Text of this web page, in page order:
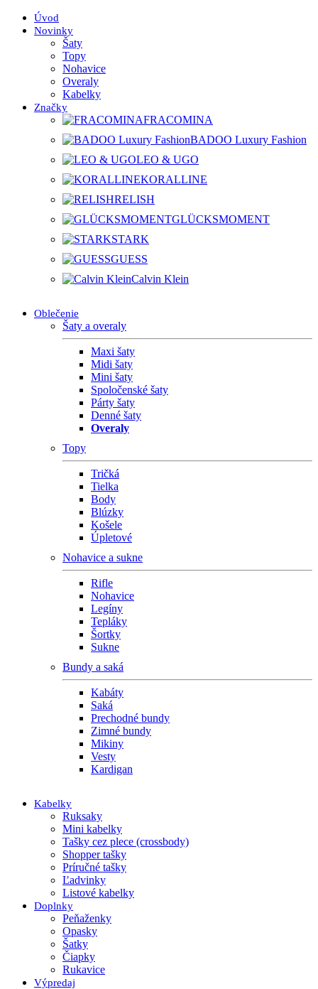
Úvod
Novinky
Šaty
Topy
Nohavice
Overaly
Kabelky
Značky
FRACOMINA
BADOO Luxury Fashion
LEO & UGO
KORALLINE
RELISH
GLÜCKSMOMENT
STARK
GUESS
Calvin Klein
Oblečenie
Šaty a overaly
Maxi šaty
Midi šaty
Mini šaty
Spoločenské šaty
Párty šaty
Denné šaty
Overaly
Topy
Tričká
Tielka
Body
Blúzky
Košele
Úpletové
Nohavice a sukne
Rifle
Nohavice
Legíny
Tepláky
Šortky
Sukne
Bundy a saká
Kabáty
Saká
Prechodné bundy
Zimné bundy
Mikiny
Vesty
Kardigan
Kabelky
Ruksaky
Mini kabelky
Tašky cez plece (crossbody)
Shopper tašky
Príručné tašky
Ľadvinky
Listové kabelky
Doplnky
Peňaženky
Opasky
Šatky
Čiapky
Rukavice
Výpredaj